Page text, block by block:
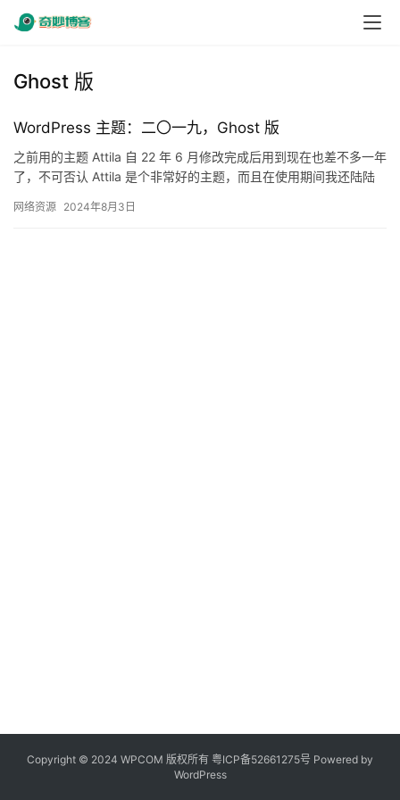
Ghost 版
WordPress 主题：二〇一九，Ghost 版
之前用的主题 Attila 自 22 年 6 月修改完成后用到现在也差不多一年
了，不可否认 Attila 是个非常好的主题，而且在使用期间我还陆陆
网络资源 2024年8月3日
Copyright © 2024 WPCOM 版权所有 粤ICP备52661275号 Powered by
WordPress